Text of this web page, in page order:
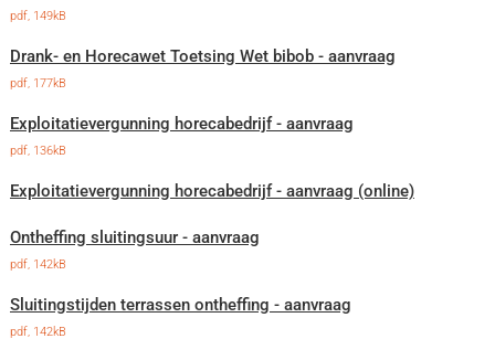
pdf, 149kB
Drank- en Horecawet Toetsing Wet bibob - aanvraag
pdf, 177kB
Exploitatievergunning horecabedrijf - aanvraag
pdf, 136kB
Exploitatievergunning horecabedrijf - aanvraag (online)
Ontheffing sluitingsuur - aanvraag
pdf, 142kB
Sluitingstijden terrassen ontheffing - aanvraag
pdf, 142kB